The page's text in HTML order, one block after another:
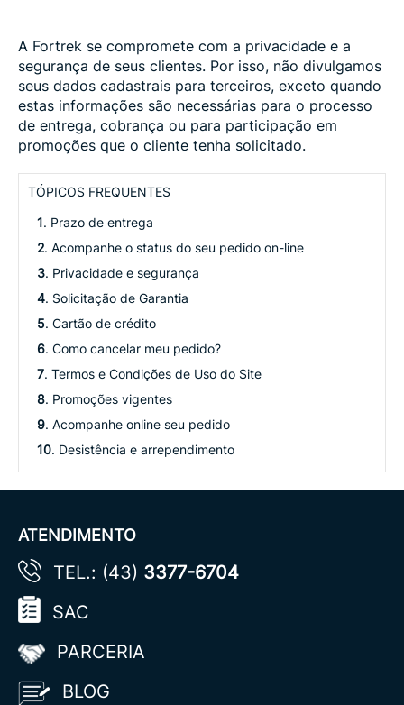
A Fortrek se compromete com a privacidade e a
segurança de seus clientes. Por isso, não divulgamos
seus dados cadastrais para terceiros, exceto quando
estas informações são necessárias para o processo
de entrega, cobrança ou para participação em
promoções que o cliente tenha solicitado.
TÓPICOS FREQUENTES
1. Prazo de entrega
2. Acompanhe o status do seu pedido on-line
3. Privacidade e segurança
4. Solicitação de Garantia
5. Cartão de crédito
6. Como cancelar meu pedido?
7. Termos e Condições de Uso do Site
8. Promoções vigentes
9. Acompanhe online seu pedido
10. Desistência e arrependimento
ATENDIMENTO
TEL.: (43) 3377-6704
SAC
PARCERIA
BLOG